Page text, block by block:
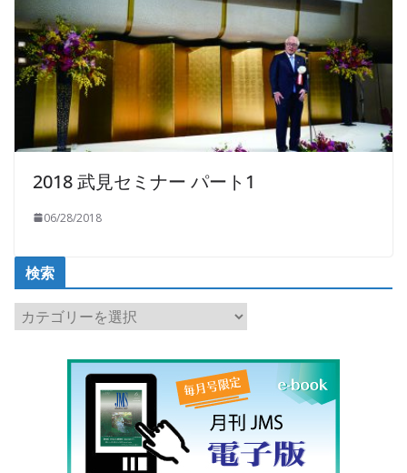
2018 武見セミナー パート1
06/28/2018
検索
検
索